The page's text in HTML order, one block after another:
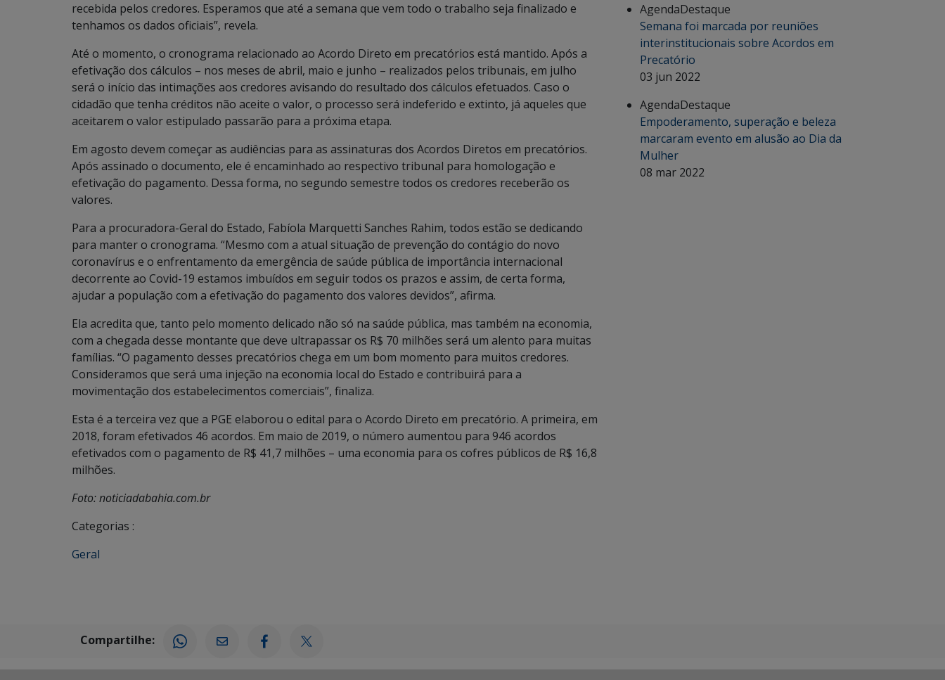
recebida pelos credores. Esperamos que até a semana que vem todo o trabalho seja finalizado e
tenhamos os dados oficiais”, revela.
Até o momento, o cronograma relacionado ao Acordo Direto em precatórios está mantido. Após a
efetivação dos cálculos – nos meses de abril, maio e junho – realizados pelos tribunais, em julho
será o início das intimações aos credores avisando do resultado dos cálculos efetuados. Caso o
cidadão que tenha créditos não aceite o valor, o processo será indeferido e extinto, já aqueles que
aceitarem o valor estipulado passarão para a próxima etapa.
Em agosto devem começar as audiências para as assinaturas dos Acordos Diretos em precatórios.
Após assinado o documento, ele é encaminhado ao respectivo tribunal para homologação e
efetivação do pagamento. Dessa forma, no segundo semestre todos os credores receberão os
valores.
Para a procuradora-Geral do Estado, Fabíola Marquetti Sanches Rahim, todos estão se dedicando
para manter o cronograma. “Mesmo com a atual situação de prevenção do contágio do novo
coronavírus e o enfrentamento da emergência de saúde pública de importância internacional
decorrente ao Covid-19 estamos imbuídos em seguir todos os prazos e assim, de certa forma,
ajudar a população com a efetivação do pagamento dos valores devidos”, afirma.
Ela acredita que, tanto pelo momento delicado não só na saúde pública, mas também na economia,
com a chegada desse montante que deve ultrapassar os R$ 70 milhões será um alento para muitas
famílias. “O pagamento desses precatórios chega em um bom momento para muitos credores.
Consideramos que será uma injeção na economia local do Estado e contribuirá para a
movimentação dos estabelecimentos comerciais”, finaliza.
Esta é a terceira vez que a PGE elaborou o edital para o Acordo Direto em precatório. A primeira, em
2018, foram efetivados 46 acordos. Em maio de 2019, o número aumentou para 946 acordos
efetivados com o pagamento de R$ 41,7 milhões – uma economia para os cofres públicos de R$ 16,8
milhões.
Foto: noticiadabahia.com.br
Categorias :
Geral
AgendaDestaque
Semana foi marcada por reuniões
interinstitucionais sobre Acordos em
Precatório
03 jun 2022
AgendaDestaque
Empoderamento, superação e beleza
marcaram evento em alusão ao Dia da
Mulher
08 mar 2022
Compartilhe: